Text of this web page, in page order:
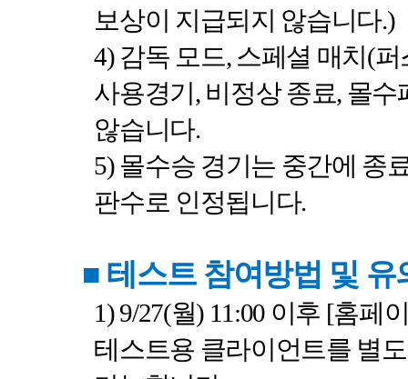
보상이 지급되지 않습니다.)
4) 감독 모드, 스페셜 매치(퍼
사용경기, 비정상 종료, 몰수
않습니다.
5) 몰수승 경기는 중간에 종
판수로 인정됩니다.
■ 테스트 참여방법 및 유
1) 9/27(월) 11:00 이후 [홈페
테스트용 클라이언트를 별